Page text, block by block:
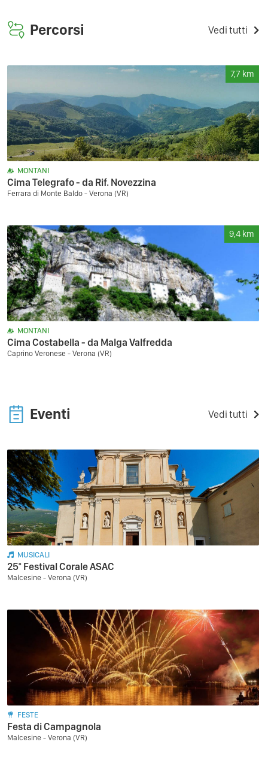
Percorsi Vedi tutti
7,7 km
MONTANI
Cima Telegrafo - da Rif. Novezzina
Ferrara di Monte Baldo - Verona (VR)
9,4 km
MONTANI
Cima Costabella - da Malga Valfredda
Caprino Veronese - Verona (VR)
Eventi Vedi tutti
MUSICALI
25° Festival Corale ASAC
Malcesine - Verona (VR)
FESTE
Festa di Campagnola
Malcesine - Verona (VR)